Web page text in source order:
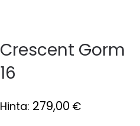
Crescent Gorm
16
Hinta: 279,00 €